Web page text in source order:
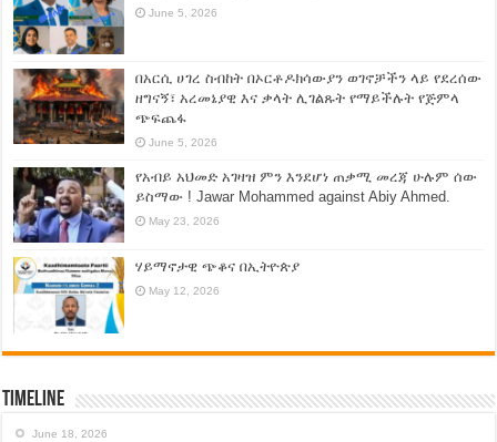
June 5, 2026
በአርሲ ሀገረ ስብከት በኦርቶዶክሳውያን ወገኖቻችን ላይ የደረሰው
ዘግናኝ፣ አረመኔያዊ እና ቃላት ሊገልጹት የማይችሉት የጅምላ
ጭፍጨፋ
June 5, 2026
የአብይ አህመድ አገዛዝ ምን እንደሆነ ጠቃሚ መረጃ ሁሉም ሰው
ይስማው ! Jawar Mohammed against Abiy Ahmed.
May 23, 2026
ሃይማኖታዊ ጭቆና በኢትዮጵያ
May 12, 2026
Timeline
June 18, 2026